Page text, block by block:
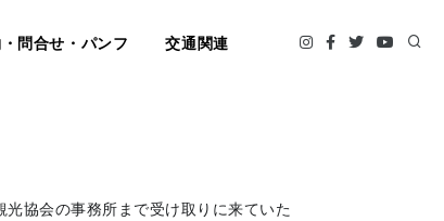
問合せ・パンフ 交通関連
協会の事務所まで受け取りに来ていた